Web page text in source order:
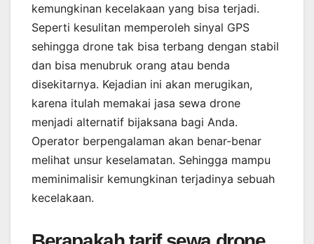
kemungkinan kecelakaan yang bisa terjadi.
Seperti kesulitan memperoleh sinyal GPS
sehingga drone tak bisa terbang dengan stabil
dan bisa menubruk orang atau benda
disekitarnya. Kejadian ini akan merugikan,
karena itulah memakai jasa sewa drone
menjadi alternatif bijaksana bagi Anda.
Operator berpengalaman akan benar-benar
melihat unsur keselamatan. Sehingga mampu
meminimalisir kemungkinan terjadinya sebuah
kecelakaan.